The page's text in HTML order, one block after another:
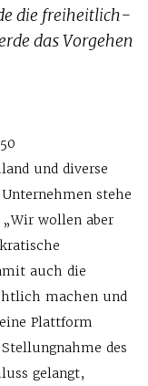
die freiheitlich-
das Vorgehen
und diverse
stehe
wollen aber
auch die
machen und
Plattform
des
gelangt,